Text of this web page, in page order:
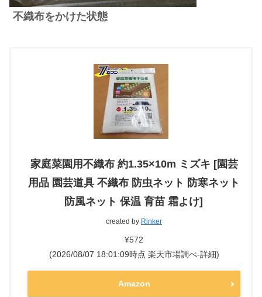
不織布をかけた状態
家庭菜園用不織布 約1.35×10m ミズキ [園芸
用品 園芸道具 不織布 防虫ネット 防寒ネット
防風ネット 保温 育苗 霜よけ]
created by Rinker
¥572
(2026/08/07 18:01:09時点 楽天市場調べ-詳細)
Amazon